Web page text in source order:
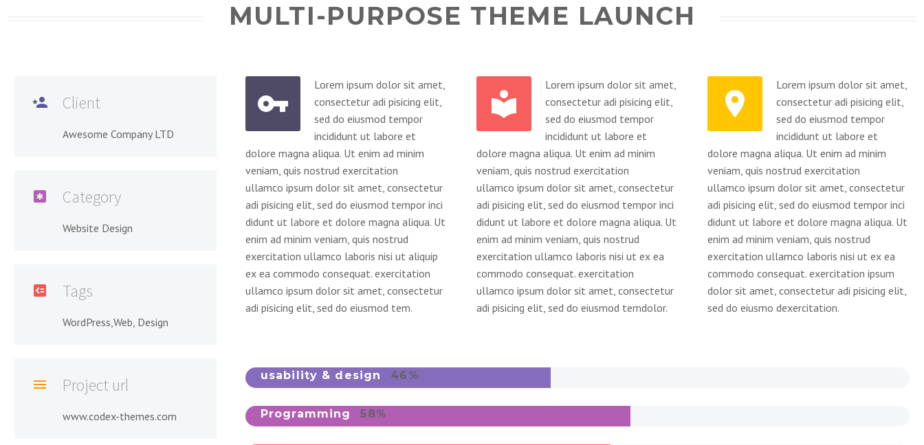
MULTI-PURPOSE THEME LAUNCH
 Client
Awesome Company LTD
 Category
Website Design
 Tags
WordPress,Web, Design
 Project url
www.codex-themes.com


Lorem ipsum dolor sit amet,
consectetur adi pisicing elit,
sed do eiusmod tempor
incididunt ut labore et
dolore magna aliqua. Ut enim ad minim
veniam, quis nostrud exercitation
ullamco ipsum dolor sit amet, consectetur
adi pisicing elit, sed do eiusmod tempor inci
didunt ut labore et dolore magna aliqua. Ut
enim ad minim veniam, quis nostrud
exercitation ullamco laboris nisi ut aliquip
ex ea commodo consequat. exercitation
ullamco ipsum dolor sit amet, consectetur
adi pisicing elit, sed do eiusmod tem.


Lorem ipsum dolor sit amet,
consectetur adi pisicing elit,
sed do eiusmod tempor
incididunt ut labore et
dolore magna aliqua. Ut enim ad minim
veniam, quis nostrud exercitation
ullamco ipsum dolor sit amet, consectetur
adi pisicing elit, sed do eiusmod tempor inci
didunt ut labore et dolore magna aliqua. Ut
enim ad minim veniam, quis nostrud
exercitation ullamco laboris nisi ut ex ea
commodo consequat. exercitation
ullamco ipsum dolor sit amet, consectetur
adi pisicing elit, sed do eiusmod temdolor.


Lorem ipsum dolor sit amet,
consectetur adi pisicing elit,
sed do eiusmod tempor
incididunt ut labore et
dolore magna aliqua. Ut enim ad minim
veniam, quis nostrud exercitation
ullamco ipsum dolor sit amet, consectetur
adi pisicing elit, sed do eiusmod tempor inci
didunt ut labore et dolore magna aliqua. Ut
enim ad minim veniam, quis nostrud
exercitation ullamco laboris nisi ut ex ea
commodo consequat. exercitation ipsum
dolor sit amet, consectetur adi pisicing elit,
sed do eiusmo dexercitation.
usability & design 46%
Programming 58%